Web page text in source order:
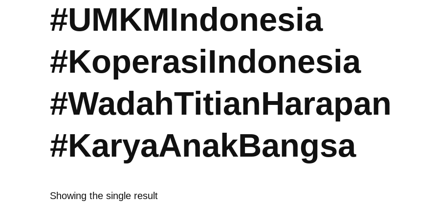
#UMKMIndonesia
#KoperasiIndonesia
#WadahTitianHarapan
#KaryaAnakBangsa
Showing the single result